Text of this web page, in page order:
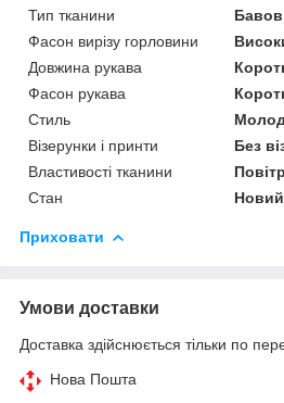
Тип тканини
Фасон вирізу горловини
Довжина рукава
Фасон рукава
Стиль
Візерунки і принти
Без
Властивості тканини
Стан
Новий
Приховати
Умови доставки
Доставка здійснюється тільки по
Нова Пошта